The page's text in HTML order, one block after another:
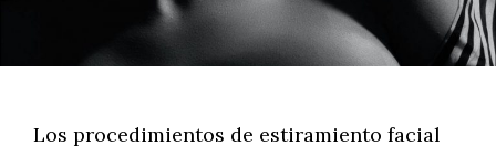
Los procedimientos de estiramiento facial